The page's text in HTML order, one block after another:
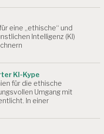
eine „ethische“ und
Intelligenz (KI)
KI-Kype
für die ethische
Umgang mit
In einer